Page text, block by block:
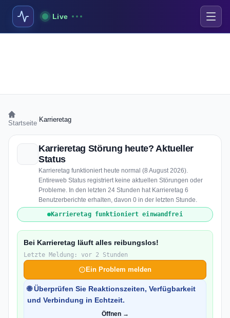
Live
Startseite Karrieretag
Karrieretag Störung heute? Aktueller
Status
Karrieretag funktioniert heute normal (8 August 2026).
Entireweb Status registriert keine aktuellen Störungen oder
Probleme. In den letzten 24 Stunden hat Karrieretag 6
Benutzerberichte erhalten, davon 0 in der letzten Stunde.
Karrieretag funktioniert einwandfrei
Bei Karrieretag läuft alles reibungslos!
Letzte Meldung: vor 2 Stunden
Ein Problem melden
🌐 Überprüfen Sie Reaktionszeiten, Verfügbarkeit
und Verbindung in Echtzeit.
Öffnen →